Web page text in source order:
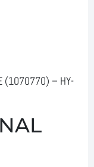
(1070770) – HY-